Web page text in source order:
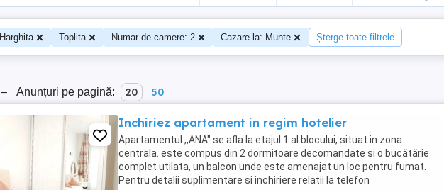
Harghita Toplita Numar de camere: 2 Cazare la: Munte Șterge toate filtrele
– Anunțuri pe pagină: 20 50
Inchiriez apartament in regim hotelier
Apartamentul ,,ANA" se afla la etajul 1 al blocului, situat in zona
centrala. este compus din 2 dormitoare decomandate si o bucătărie
complet utilata, un balcon unde este amenajat un loc pentru fumat.
Pentru detalii suplimentare si inchiriere relatii la telefon